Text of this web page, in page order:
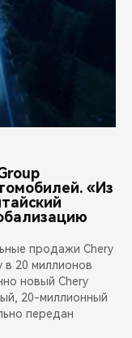
«Из
продажи Chery
в 20 миллионов
новый Chery
20-миллионный
передан